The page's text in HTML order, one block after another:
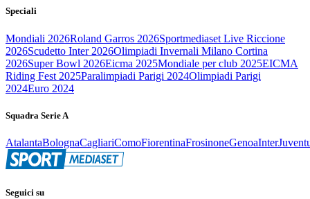
Speciali
Mondiali 2026Roland Garros 2026Sportmediaset Live Riccione
2026Scudetto Inter 2026Olimpiadi Invernali Milano Cortina
2026Super Bowl 2026Eicma 2025Mondiale per club 2025EICMA
Riding Fest 2025Paralimpiadi Parigi 2024Olimpiadi Parigi
2024Euro 2024
Squadra Serie A
AtalantaBolognaCagliariComoFiorentinaFrosinoneGenoaInter
Seguici su